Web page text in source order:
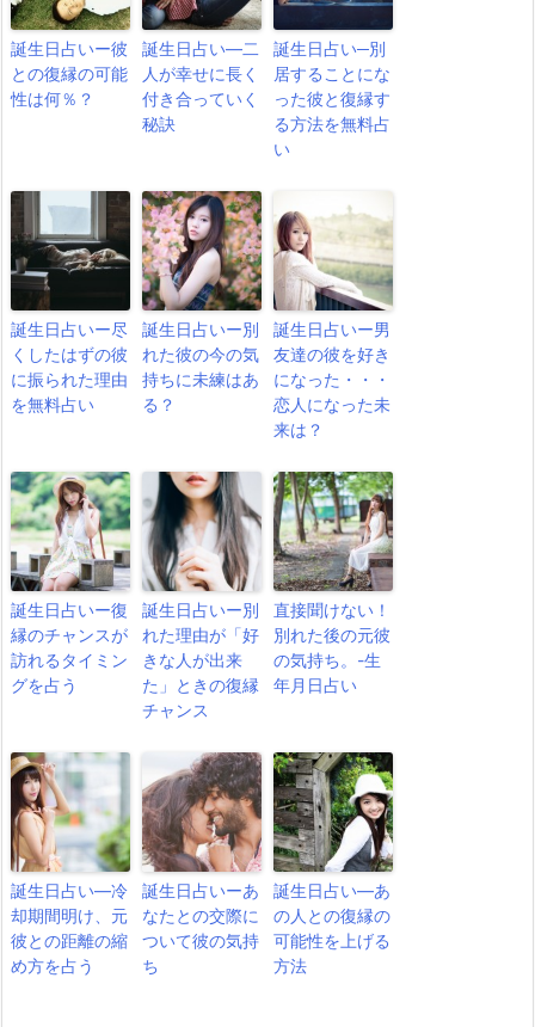
誕生日占いー彼
との復縁の可能
性は何％？
誕生日占い―二
人が幸せに長く
付き合っていく
秘訣
誕生日占い─別
居することにな
った彼と復縁す
る方法を無料占
い
誕生日占いー尽
くしたはずの彼
に振られた理由
を無料占い
誕生日占いー別
れた彼の今の気
持ちに未練はあ
る？
誕生日占いー男
友達の彼を好き
になった・・・
恋人になった未
来は？
誕生日占いー復
縁のチャンスが
訪れるタイミン
グを占う
誕生日占いー別
れた理由が「好
きな人が出来
た」ときの復縁
チャンス
直接聞けない！
別れた後の元彼
の気持ち。-生
年月日占い
誕生日占い―冷
却期間明け、元
彼との距離の縮
め方を占う
誕生日占いーあ
なたとの交際に
ついて彼の気持
ち
誕生日占い―あ
の人との復縁の
可能性を上げる
方法